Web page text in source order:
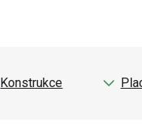
Konstrukce